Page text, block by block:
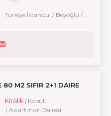
Türkiye İstanbul / Beyoğlu / Karaköy
M2 SIFIR 2+1 DAIRE
Kiralık
Konut
Apartman Dairesi